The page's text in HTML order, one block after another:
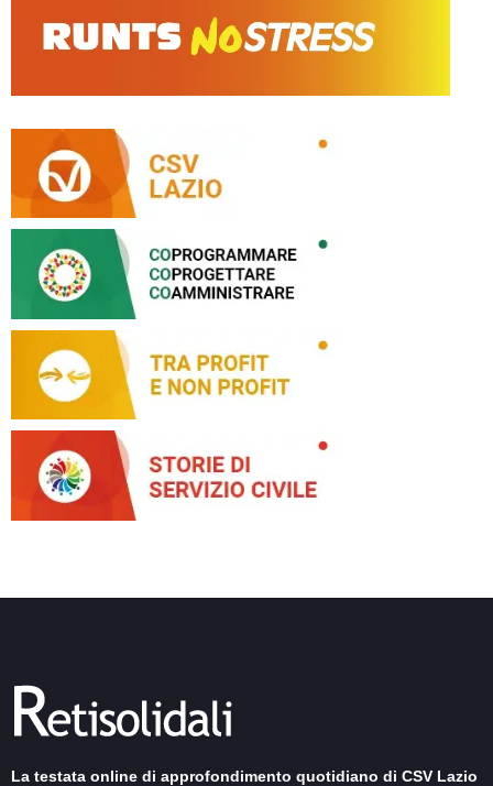
La testata online di approfondimento quotidiano di CSV Lazio